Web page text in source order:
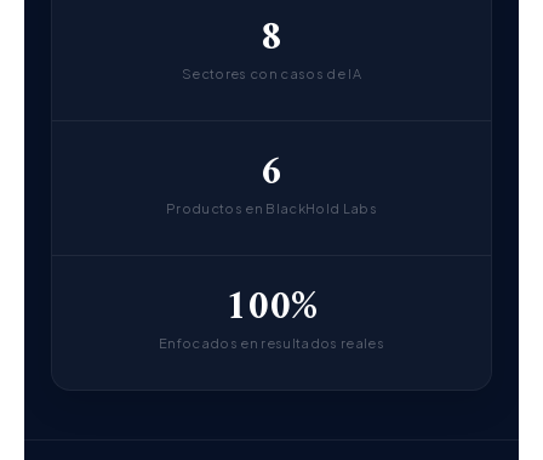
8
Sectores con casos de IA
6
Productos en BlackHold Labs
100%
Enfocados en resultados reales